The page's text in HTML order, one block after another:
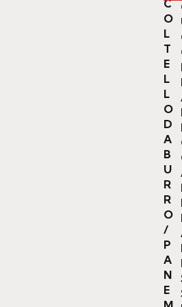
C
O
L
T
E
L
L
O
D
A
B
U
R
R
O
/
P
A
N
E